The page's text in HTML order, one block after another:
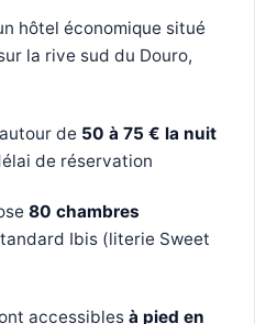
hôtel économique situé
la rive sud du Douro,
de 50 à 75 € la nuit
de réservation
80 chambres
Ibis (literie Sweet
accessibles à pied en